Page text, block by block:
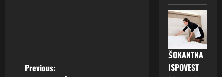
P
Previous:
ŠOKANTNA
ISPOVEST